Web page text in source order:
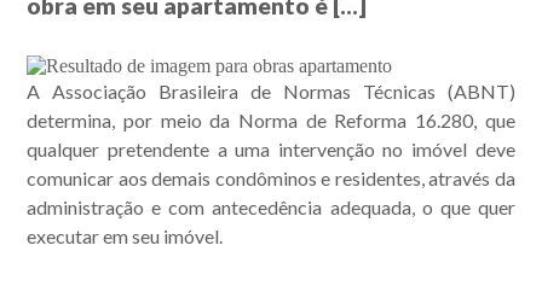
A Associação Brasileira de Normas Técnicas (ABNT)
determina, por meio da Norma de Reforma 16.280, que
qualquer pretendente a uma intervenção no imóvel deve
comunicar aos demais condôminos e residentes, através da
administração e com antecedência adequada, o que quer
executar em seu imóvel.